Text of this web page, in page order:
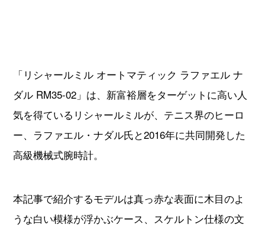
高級機械式腕時計。
本記事で紹介するモデルは真っ赤な表面に木目のよ
うな白い模様が浮かぶケース、スケルトン仕様の文
字盤とケースバック、見ただけでも複雑さが伝わる
スの存在感も圧倒的で、一目で常識を逸した時計で
あることを印象づけることでしょう。